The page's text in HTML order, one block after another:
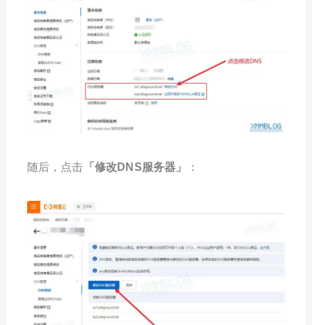
随后，点击 「修改DNS服务器」 ：